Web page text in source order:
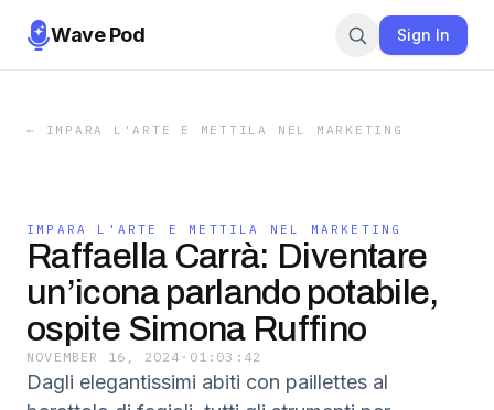
Wave Pod Sign In
← IMPARA L'ARTE E METTILA NEL MARKETING
IMPARA L'ARTE E METTILA NEL MARKETING
Raffaella Carrà: Diventare
un’icona parlando potabile,
ospite Simona Ruffino
NOVEMBER 16, 2024 · 01:03:42
Dagli elegantissimi abiti con paillettes al